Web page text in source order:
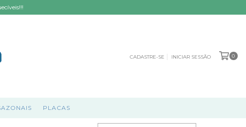
CADASTRE-SE INICIAR SESSÃO 0
PLACAS